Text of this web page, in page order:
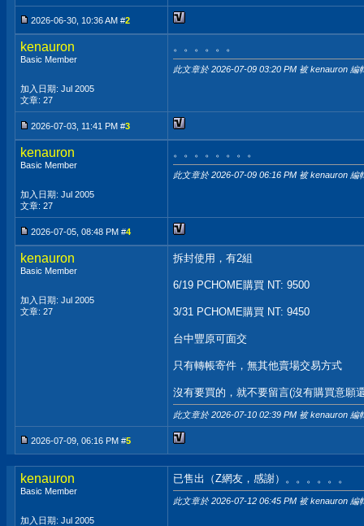
2026-06-30, 10:36 AM #2
kenauron
Basic Member
加入日期: Jul 2005
文章: 27
。。。。。。
此文章於 2026-07-09 03:20 PM 被 kenauron 編
2026-07-03, 11:41 PM #3
kenauron
Basic Member
加入日期: Jul 2005
文章: 27
。。。。。。。。
此文章於 2026-07-09 06:16 PM 被 kenauron 編
2026-07-05, 08:48 PM #4
kenauron
Basic Member
加入日期: Jul 2005
文章: 27
拆封使用，有2組
6/19 PCHOME購買 NT: 9500
3/31 PCHOME購買 NT: 9450
台中豐原可面交
只有轉帳寄件，無其他賣場交易方式
沒有要買的，就不要留言(沒有購買意願
此文章於 2026-07-10 02:39 PM 被 kenauron 編
2026-07-09, 06:16 PM #5
kenauron
Basic Member
加入日期: Jul 2005
已售出（Z網友，感謝）。。。。。。
此文章於 2026-07-12 06:45 PM 被 kenauron 編